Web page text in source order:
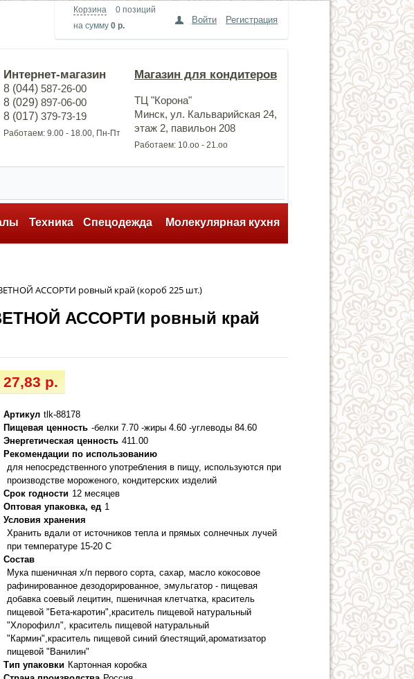
Корзина
0 позиций
на сумму 0 р.
Войти Регистрация
Интернет-магазин
8 (044) 587-26-00
8 (029) 897-06-00
8 (017) 379-73-19
Работаем: 9.00 - 18.00, Пн-Пт
Магазин для кондитеров
ТЦ "Корона"
Минск, ул. Кальварийская 24,
этаж 2, павильон 208
Работаем: 10.оо - 21.оо
Техника Спецодежда Молекулярная кухня
АССОРТИ ровный край (короб 225 шт.)
АССОРТИ ровный край
27,83 р.
Артикул tlk-88178
Пищевая ценность -белки 7.70 -жиры 4.60 -углеводы 84.60
Энергетическая ценность 411.00
Рекомендации по использованию
для непосредственного употребления в пищу, используются при
производстве мороженого, кондитерских изделий
Срок годности 12 месяцев
Оптовая упаковка, ед 1
Условия хранения
Хранить вдали от источников тепла и прямых солнечных лучей
при температуре 15-20 С
Состав
Мука пшеничная х/п первого сорта, сахар, масло кокосовое
рафинированное дезодорированное, эмульгатор - пищевая
добавка соевый лецитин, пшеничная клетчатка, краситель
пищевой "Бета-каротин",краситель пищевой натуральный
"Хлорофилл", краситель пищевой натуральный
"Кармин",краситель пищевой синий блестящий,ароматизатор
пищевой "Ванилин"
Тип упаковки Картонная коробка